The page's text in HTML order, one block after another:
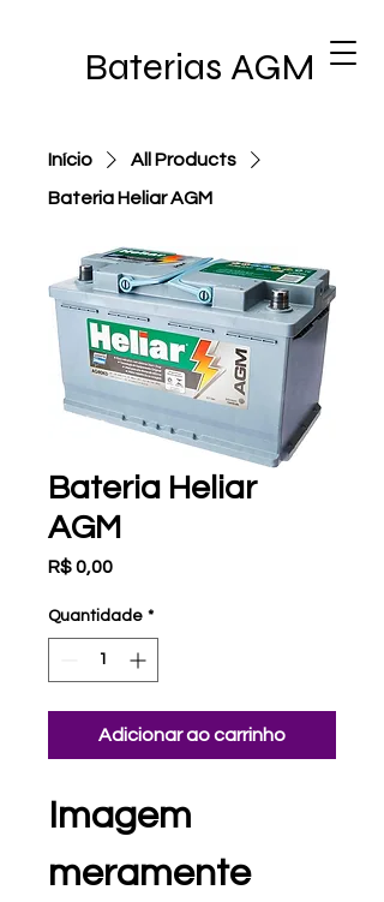
Baterias AGM
Início
All Products
Bateria Heliar AGM
Bateria Heliar
AGM
R$ 0,00Preço
Quantidade *
Adicionar ao carrinho
Imagem
meramente